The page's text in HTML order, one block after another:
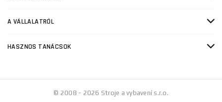
A VÁLLALATRÓL
HASZNOS TANÁCSOK
© 2008 - 2026 Stroje a vybavení s.r.o.